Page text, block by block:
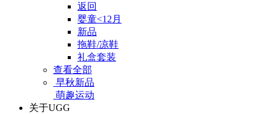
返回
婴童<12月
新品
拖鞋/凉鞋
礼盒套装
查看全部
早秋新品
萌趣运动
关于UGG